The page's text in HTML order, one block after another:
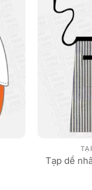
Tạp dề